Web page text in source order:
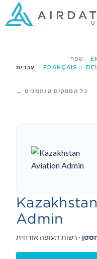
שפה:
עברית
| FRANÇAIS |
← כל הספקים הנתמכים
Admin
· רשות תעופה אזרחית